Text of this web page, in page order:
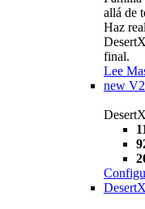
allá de
Haz
final.
Lee
new V2
DesertX